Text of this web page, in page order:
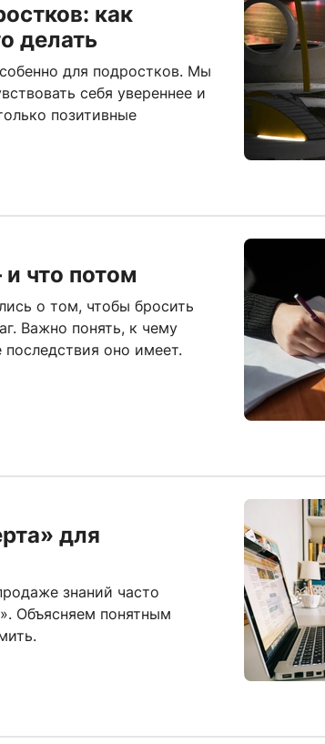
как
делать
для подростков. Мы
себя увереннее и
позитивные
что потом
о том, чтобы бросить
Важно понять, к чему
оно имеет.
для
знаний часто
Объясняем понятным